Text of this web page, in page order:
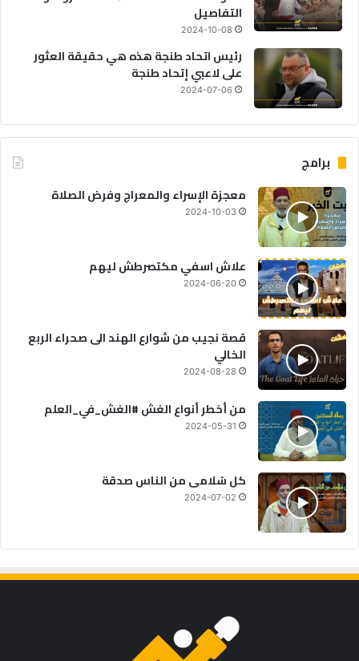
التفاصيل
2024-10-08
رئيس اتحاد طنجة هذه هي حقيقة العثور
على لاعبي إتحاد طنجة
2024-07-06
برامج
معجزة الإسراء والمعراج وفرض الصلاة
2024-10-03
علاش اسفي مكتصرطش ليهم
2024-06-20
قصة نجيب من شوارع الهند الى صحراء الربع
الخالي
2024-08-28
من أخطر أنواع الغش #الغش_في_العلم
2024-05-31
كل سُلامى من الناس صدقة
2024-07-02